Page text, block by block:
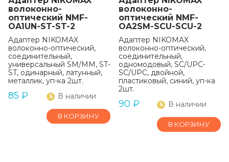
волоконно-
оптический NMF-
OA1UN-ST-ST-2
Адаптер NIKOMAX
волоконно-оптический,
соединительный,
универсальный SM/MM, ST-
ST, одинарный, латунный,
металлик, уп-ка 2шт.
85 ₽ В наличии
В КОРЗИНУ
волоконно-
оптический NMF-
OA2SM-SCU-SCU-2
Адаптер NIKOMAX
волоконно-оптический,
соединительный,
одномодовый, SC/UPC-
SC/UPC, двойной,
пластиковый, синий, уп-ка
2шт.
90 ₽ В наличии
В КОРЗИНУ